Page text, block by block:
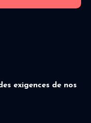
exigences de nos